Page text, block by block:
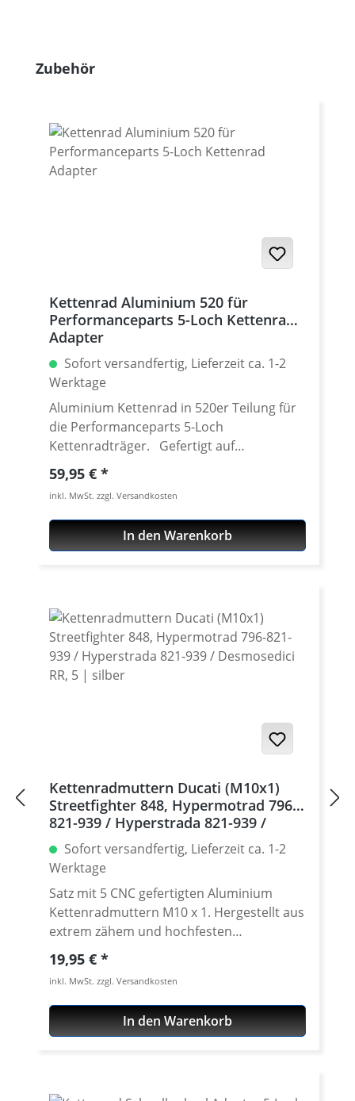
Produktgalerie überspringen
Zubehör
Kettenrad Aluminium 520 für
Performanceparts 5-Loch Kettenrad
Adapter
Sofort versandfertig, Lieferzeit ca. 1-2
Werktage
Aluminium Kettenrad in 520er Teilung für
die Performanceparts 5-Loch
Kettenradträger. Gefertigt auf
modensten CNC Maschinen aus
hochfestem und extrem zähen
Luftfahrtaluminium 7075 T6. Lieferbar in
verschiedenen Teilungen (520 - 525) und
Zähnezahlen von 36-47 Zähnen. Passend
Kettenrades und der Kette bei
Verwendung eines Kettenblattes
abweichend von der Seriengröße sowie bei
unterschiedlichen Exzenter - Stellungen
dauerhafte Haltbarkeit hochwertig eloxiert
Adapter findest Du weiter unten beim
Zubehör.
Regulärer Preis:
59,95 €
inkl. MwSt. zzgl. Versandkosten
In den Warenkorb
Kettenradmuttern Ducati (M10x1)
Streetfighter 848, Hypermotrad 796-
821-939 / Hyperstrada 821-939 /
Desmosedici RR, 5 | silber
Sofort versandfertig, Lieferzeit ca. 1-2
Werktage
Satz mit 5 CNC gefertigten Aluminium
Kettenradmuttern M10 x 1. Hergestellt aus
extrem zähem und hochfesten
Kontruktionsaluminium 7075 T6. In
verschíedenen Farben lieferbar Gefertigt
auch modernen CNC Maschinen - Made in
Germany. · Material : 7075-T6 · Gewinde :
M10 x 1 · Schlüsselweite : 15 · Gewicht : 4
Regulärer Preis:
19,95 €
inkl. MwSt. zzgl. Versandkosten
In den Warenkorb